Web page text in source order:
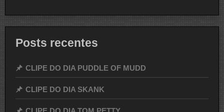
Posts recentes
CLIPE DO DIA PUDDLE OF MUDD
CLIPE DO DIA SKANK